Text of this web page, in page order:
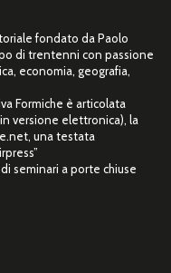
fondato da Paolo
di trentenni con passione
economia, geografia,
Formiche è articolata
versione elettronica), la
una testata
seminari a porte chiuse